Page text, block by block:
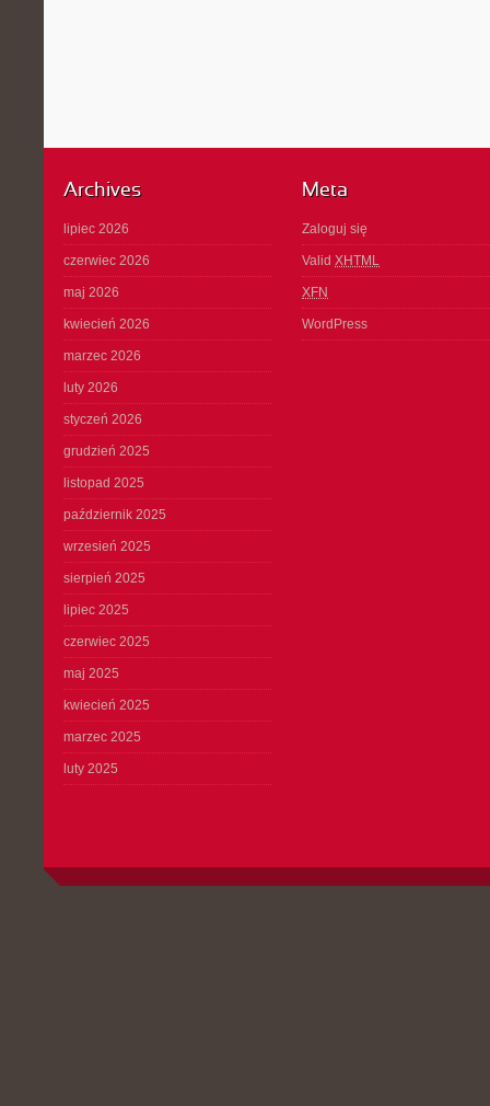
Archives
lipiec 2026
czerwiec 2026
maj 2026
kwiecień 2026
marzec 2026
luty 2026
styczeń 2026
grudzień 2025
listopad 2025
październik 2025
wrzesień 2025
sierpień 2025
lipiec 2025
czerwiec 2025
maj 2025
kwiecień 2025
marzec 2025
luty 2025
Meta
Zaloguj się
Valid XHTML
XFN
WordPress